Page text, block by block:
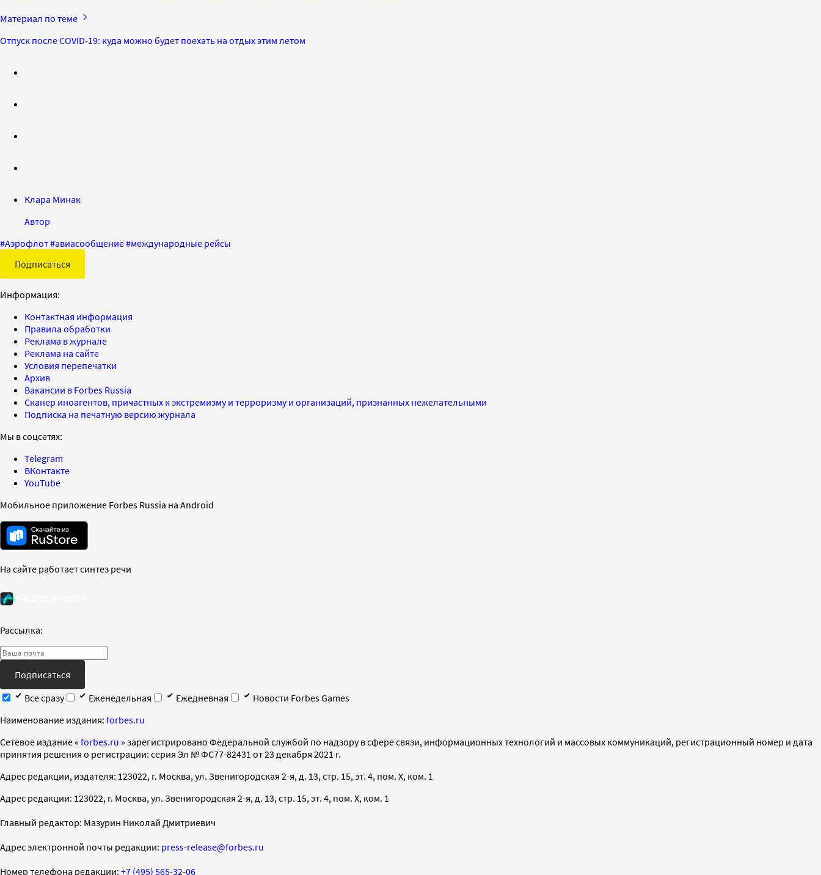
Материал по теме
Отпуск после COVID-19: куда можно будет поехать на отдых этим летом
Клара Минак
Автор
#Аэрофлот#авиасообщение#международные рейсы
Подписаться
Информация:
Контактная информация
Правила обработки
Реклама в журнале
Реклама на сайте
Условия перепечатки
Архив
Вакансии в Forbes Russia
Сканер иноагентов, причастных к экстремизму и терроризму и организаций, признанных нежелательными
Подписка на печатную версию журнала
Мы в соцсетях:
Telegram
ВКонтакте
YouTube
Мобильное приложение Forbes Russia на Android
На сайте работает синтез речи
Рассылка:
Подписаться
Все сразу
Еженедельная Ежедневная
Новости Forbes Games
Наименование издания: forbes.ru
Cетевое издание « forbes.ru » зарегистрировано Федеральной службой по надзору в сфере связи, информационных технологий и массовых коммуникаций, регистрационный номер и дата
принятия решения о регистрации: серия Эл № ФС77-82431 от 23 декабря 2021 г.
Адрес редакции, издателя: 123022, г. Москва, ул. Звенигородская 2-я, д. 13, стр. 15, эт. 4, пом. X, ком. 1
Адрес редакции: 123022, г. Москва, ул. Звенигородская 2-я, д. 13, стр. 15, эт. 4, пом. X, ком. 1
Главный редактор: Мазурин Николай Дмитриевич
Адрес электронной почты редакции: press-release@forbes.ru
Номер телефона редакции: +7 (495) 565-32-06